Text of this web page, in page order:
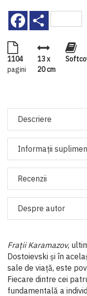
Facebook
1104
pagini
13 x
20 cm
Descriere
Informaţii
Recenzii
Despre autor
Fraţii Karamazov,
Dostoievski şi în
sale de viaţă, este
Fiecare dintre cei
fundamentală a